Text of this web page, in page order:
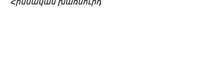
Հիմնական խառնուրդ